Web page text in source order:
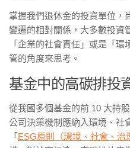
掌握我們退休金的投資單位，
變遷的相對關係，大多數投資
「企業的社會責任」或是「
管的角度來思考。
基金中的高碳排投
從我國多個基金的前 10 大持
公司決策機制應納入環境、社
「 ESG原則（環境、社會、治